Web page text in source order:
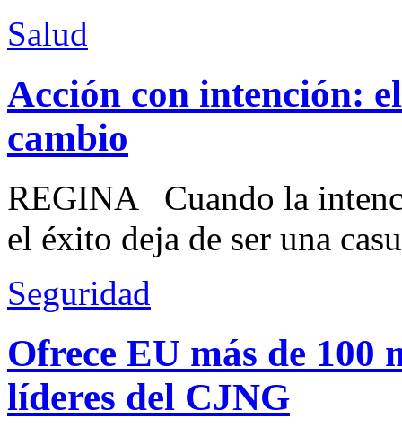
Salud
Acción con intención:
cambio
REGINA Cuando la
el éxito deja de ser una
Seguridad
Ofrece EU más de 100
líderes del CJNG